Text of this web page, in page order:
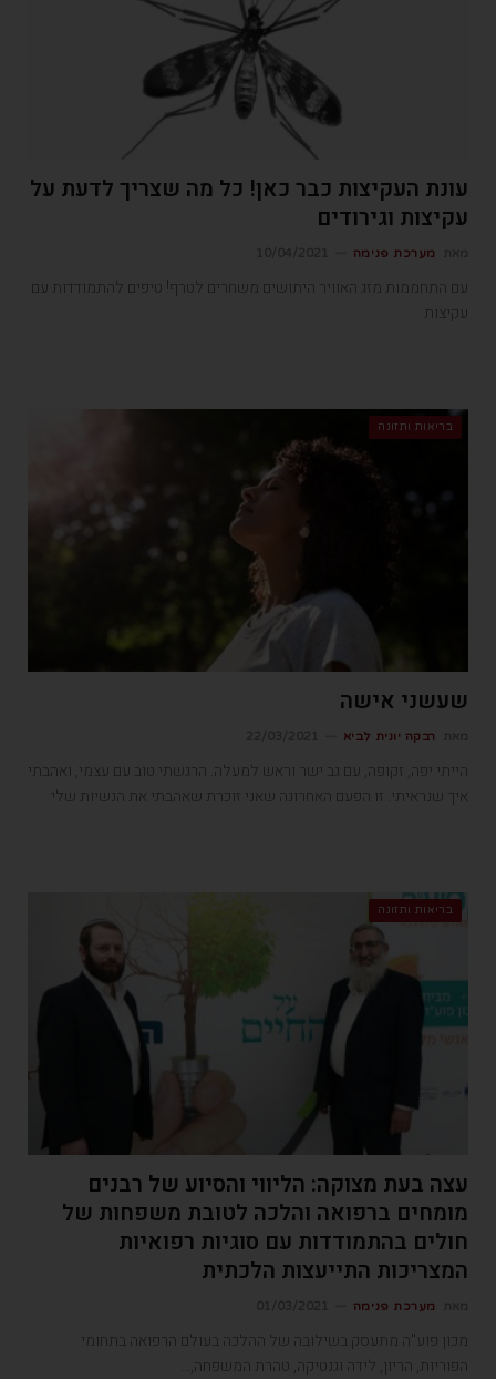
עונת העקיצות כבר כאן! כל מה שצריך לדעת על
עקיצות וגירודים
מערכת פנימה
עם התחממות מזג האוויר היתושים משחרים לטרף! טיפים להתמודדות עם
עקיצות
בריאות ותזונה
שעשני אישה
רבקה יונית לביא
הייתי יפה, זקופה, עם גב ישר וראש למעלה. הרגשתי טוב עם עצמי, ואהבתי
איך שנראיתי. זו הפעם האחרונה שאני זוכרת שאהבתי את הנשיות שלי
בריאות ותזונה
עצה בעת מצוקה: הליווי והסיוע של רבנים
מומחים ברפואה והלכה לטובת משפחות של
חולים בהתמודדות עם סוגיות רפואיות
המצריכות התייעצות הלכתית
מערכת פנימה
מכון פוע"ה מתעסק בשילובה של ההלכה בעולם הרפואה בתחומי
הפוריות, הריון, לידה וגנטיקה, טהרת המשפחה,…